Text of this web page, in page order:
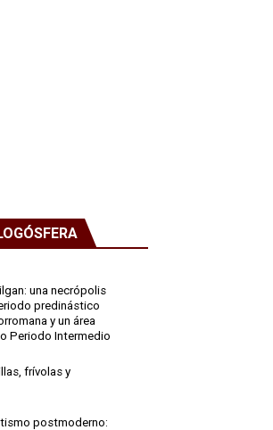
una necrópolis
predinástico
y un área
Periodo Intermedio
frívolas y
postmoderno: